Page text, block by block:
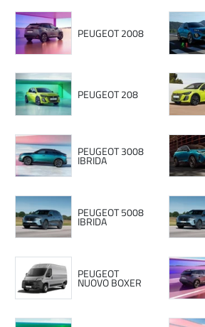
PEUGEOT 2008
PEUGEOT 208
PEUGEOT 3008
IBRIDA
PEUGEOT 5008
IBRIDA
PEUGEOT
NUOVO BOXER